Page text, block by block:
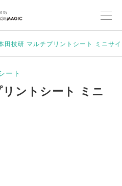
田技研 マルチプリントシート ミニサ
ート
ントシート ミニ